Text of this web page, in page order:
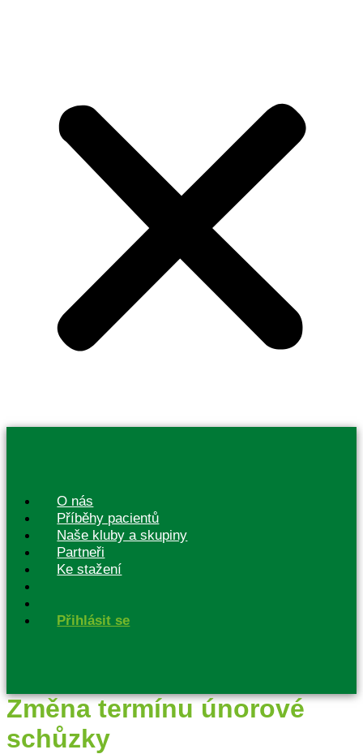
O nás
Příběhy pacientů
Naše kluby a skupiny
Partneři
Ke stažení
Přihlásit se
Změna termínu únorové
schůzky